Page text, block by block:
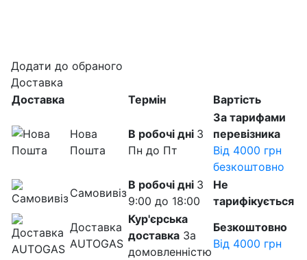
Додати до обраного
Доставка
Доставка
Термін Вартість
Нова
Пошта
В робочі дні З
Пн до Пт
За тарифами
перевізника
Від 4000 грн
безкоштовно
Самовивіз
В робочі дні З
9:00 до 18:00
Не
тарифікується
Доставка
AUTOGAS
Кур'єрська
доставка За
домовленністю
Безкоштовно
Від 4000 грн